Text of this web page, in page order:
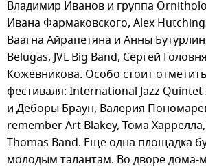
Владимир Иванов и группа
Ивана Фармаковского, Alex
Ваагна Айрапетяна и Анны
Belugas, JVL Big Band, Сергей
Кожевникова. Особо стоит
фестиваля: International Jazz Quintet
и Деборы Браун, Валерия
remember Art Blakey, Тома Харрелла,
Thomas Band. Еще одна площадка
молодым талантам. Во дворе дома-